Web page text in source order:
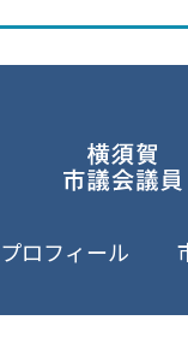
プロフィール